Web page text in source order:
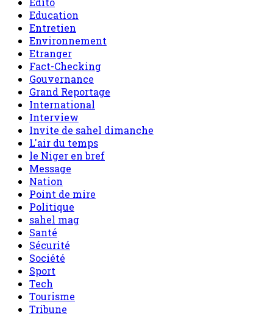
Education
Entretien
Environnement
Etranger
Fact-Checking
Gouvernance
Grand Reportage
International
Interview
Invite de sahel dimanche
L'air du temps
le Niger en bref
Message
Nation
Point de mire
Politique
sahel mag
Santé
Sécurité
Société
Sport
Tech
Tourisme
Tribune